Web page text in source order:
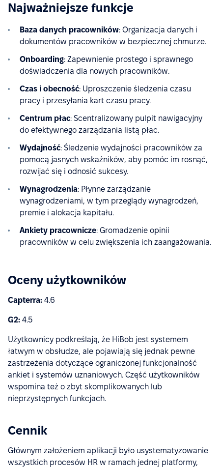
Najważniejsze funkcje
Baza danych pracowników: Organizacja danych i
dokumentów pracowników w bezpiecznej chmurze.
Onboarding: Zapewnienie prostego i sprawnego
doświadczenia dla nowych pracowników.
Czas i obecność: Uproszczenie śledzenia czasu
pracy i przesyłania kart czasu pracy.
Centrum płac: Scentralizowany pulpit nawigacyjny
do efektywnego zarządzania listą płac.
Wydajność: Śledzenie wydajności pracowników za
pomocą jasnych wskaźników, aby pomóc im rosnąć,
rozwijać się i odnosić sukcesy.
Wynagrodzenia: Płynne zarządzanie
wynagrodzeniami, w tym przeglądy wynagrodzeń,
premie i alokacja kapitału.
Ankiety pracownicze: Gromadzenie opinii
pracowników w celu zwiększenia ich zaangażowania.
Oceny użytkowników
Capterra: 4.6
G2: 4.5
Użytkownicy podkreślają, że HiBob jest systemem
łatwym w obsłudze, ale pojawiają się jednak pewne
zastrzeżenia dotyczące ograniczonej funkcjonalność
ankiet i systemów uznaniowych. Część użytkowników
wspomina też o zbyt skomplikowanych lub
nieprzystępnych funkcjach.
Cennik
Głównym założeniem aplikacji było usystematyzowanie
wszystkich procesów HR w ramach jednej platformy,